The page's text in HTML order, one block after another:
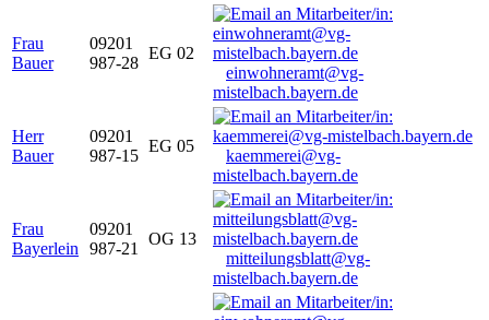
Frau
Bauer
09201
987-28
EG 02
einwohneramt@vg-
mistelbach.bayern.de
Herr
Bauer
09201
987-15
EG 05
kaemmerei@vg-
mistelbach.bayern.de
Frau
Bayerlein
09201
987-21
OG 13
mitteilungsblatt@vg-
mistelbach.bayern.de